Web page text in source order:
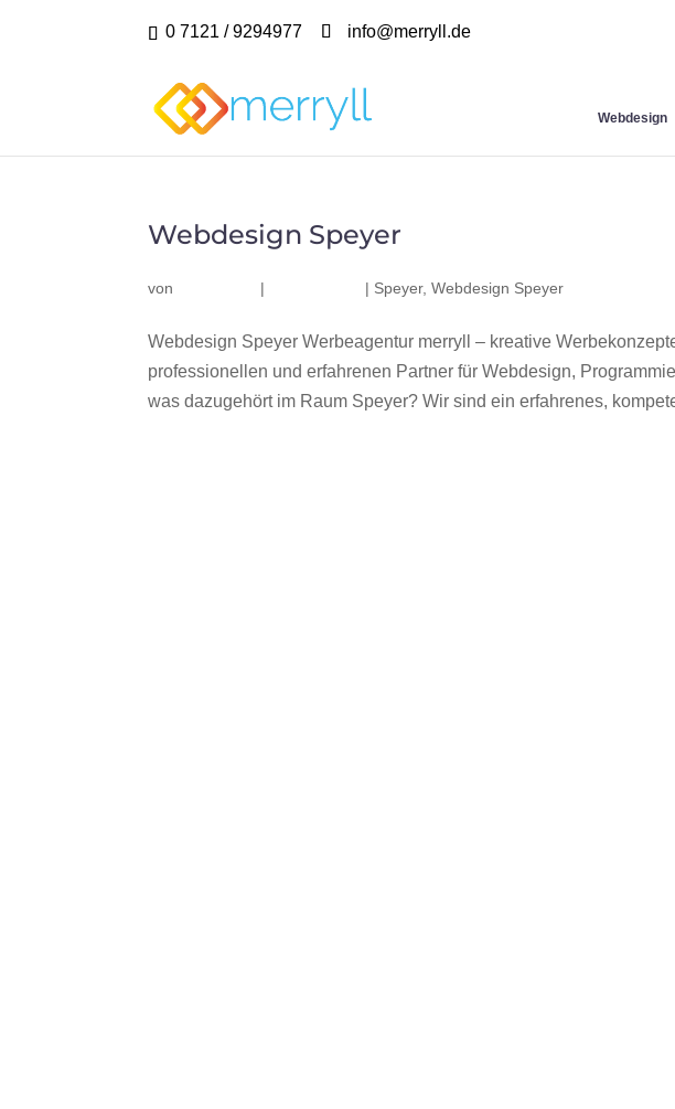
0 7121 / 9294977 info@merryll.de
Webdesign
Webdesign Speyer
von | | Speyer,Webdesign Speyer
Webdesign Speyer Werbeagentur merryll – kreative
professionellen und erfahrenen Partner für Webdesign,
was dazugehört im Raum Speyer? Wir sind ein erfahrenes,